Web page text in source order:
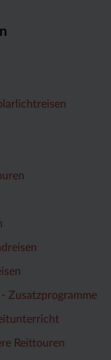
Zusatzprogramme
Reittouren